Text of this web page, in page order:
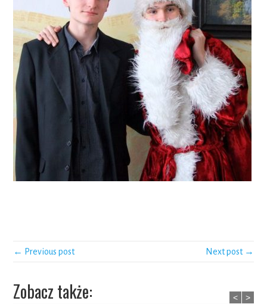
← Previous post Next post →
Zobacz także: < >